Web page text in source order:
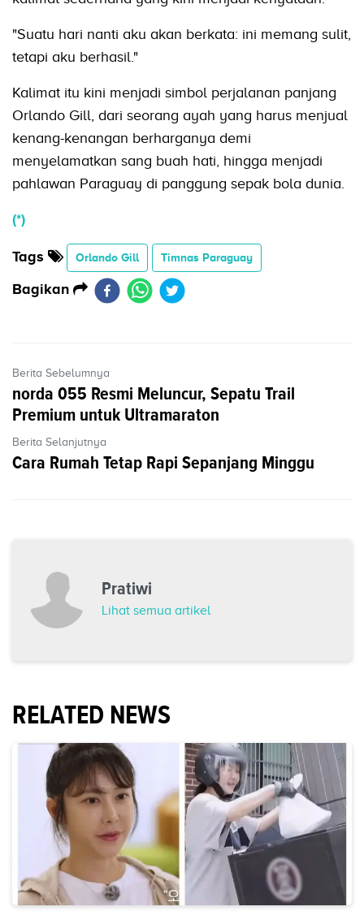
"Suatu hari nanti aku akan berkata: ini memang sulit,
tetapi aku berhasil."
Kalimat itu kini menjadi simbol perjalanan panjang
Orlando Gill, dari seorang ayah yang harus menjual
kenang-kenangan berharganya demi
menyelamatkan sang buah hati, hingga menjadi
pahlawan Paraguay di panggung sepak bola dunia.
(*)
Tags Orlando Gill Timnas Paraguay
Bagikan
Berita Sebelumnya
norda 055 Resmi Meluncur, Sepatu Trail
Premium untuk Ultramaraton
Berita Selanjutnya
Cara Rumah Tetap Rapi Sepanjang Minggu
Pratiwi
Lihat semua artikel
RELATED NEWS